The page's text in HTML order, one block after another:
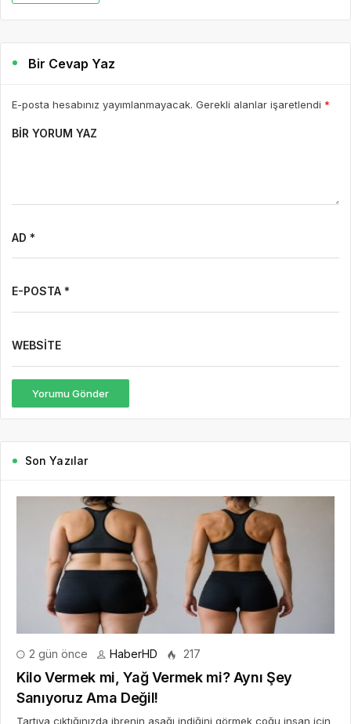
Bir Cevap Yaz
E-posta hesabınız yayımlanmayacak. Gerekli alanlar işaretlendi *
BIR YORUM YAZ
AD *
E-POSTA *
WEBSITE
Yorumu Gönder
Son Yazılar
2 gün önce HaberHD 217
Kilo Vermek mi, Yağ Vermek mi? Aynı Şey
Sanıyoruz Ama Değil!
Tartıya çıktığınızda ibrenin aşağı indiğini görmek çoğu insan için